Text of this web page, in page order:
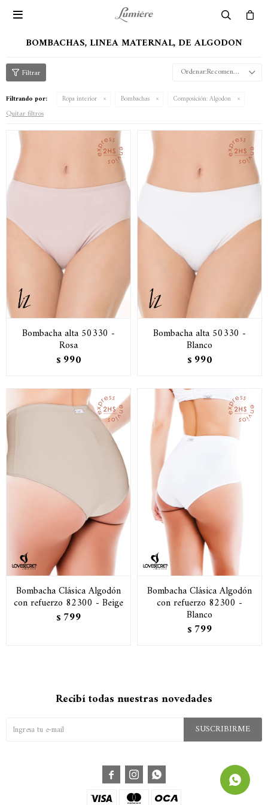

BOMBACHAS, LINEA MATERNAL, DE ALGODON
Recomendados
Filtrando por: Ropa interior Bombachas Composición:Algodon
Quitar filtros
Bombacha alta 50330 -
Rosa
$ 990
Bombacha alta 50330 -
Blanco
$ 990
Bombacha Clásica Algodón
con refuerzo 82300 - Beige
$ 799
Bombacha Clásica Algodón
con refuerzo 82300 -
Blanco
$ 799
Recibí todas nuestras novedades
SUSCRIBIRME
  